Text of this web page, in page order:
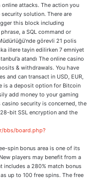
attacks. The action you
solution. There are
this block including
a SQL command or
görevli 21 polis
illere tayin edilirken 7 emniyet
atandı The online casino
& withdrawals. You have
and can transact in USD, EUR,
is a deposit option for Bitcoin
add money to your gaming
security is concerned, the
bit SSL encryption and the
bbs/board.php?
spin bonus area is one of its
players may benefit from a
includes a 280% match bonus
up to 100 free spins. The free